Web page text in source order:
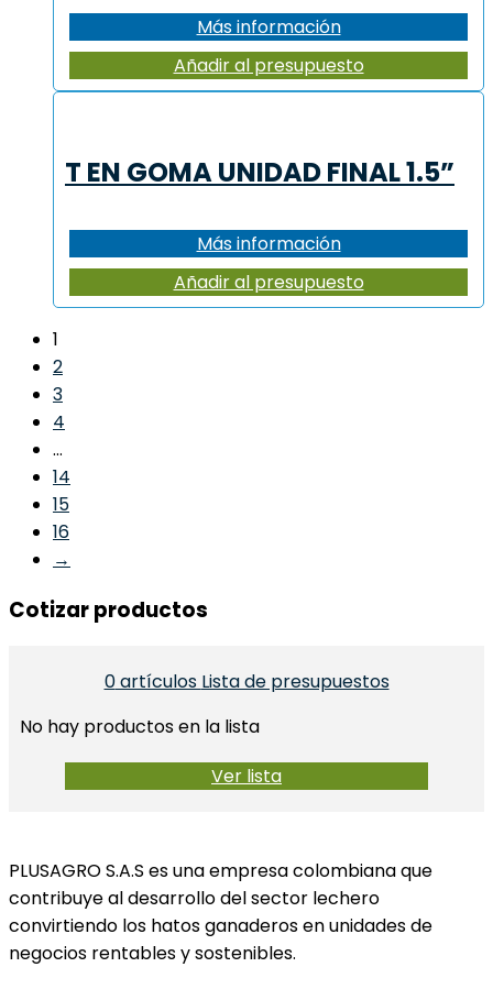
Más información
Añadir al presupuesto
T EN GOMA UNIDAD FINAL 1.5”
Más información
Añadir al presupuesto
1
2
3
4
…
14
15
16
→
Cotizar productos
0artículos Lista de presupuestos
No hay productos en la lista
Ver lista
PLUSAGRO S.A.S es una empresa colombiana que
contribuye al desarrollo del sector lechero
convirtiendo los hatos ganaderos en unidades de
negocios rentables y sostenibles.